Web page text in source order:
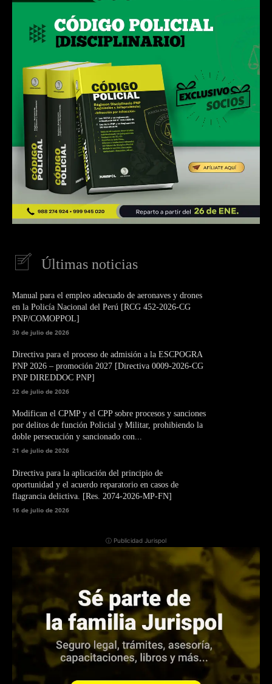
Últimas noticias
Manual para el empleo adecuado de aeronaves y drones
en la Policía Nacional del Perú [RCG 452-2026-CG
PNP/COMOPPOL]
30 de julio de 2026
Directiva para el proceso de admisión a la ESCPOGRA
PNP 2026 – promoción 2027 [Directiva 0009-2026-CG
PNP DIREDDOC PNP]
22 de julio de 2026
Modifican el CPMP y el CPP sobre procesos y sanciones
por delitos de función Policial y Militar, prohibiendo la
doble persecución y sancionado con...
21 de julio de 2026
Directiva para la aplicación del principio de
oportunidad y el acuerdo reparatorio en casos de
flagrancia delictiva. [Res. 2074-2026-MP-FN]
16 de julio de 2026
ⓘ Publicidad Jurispol